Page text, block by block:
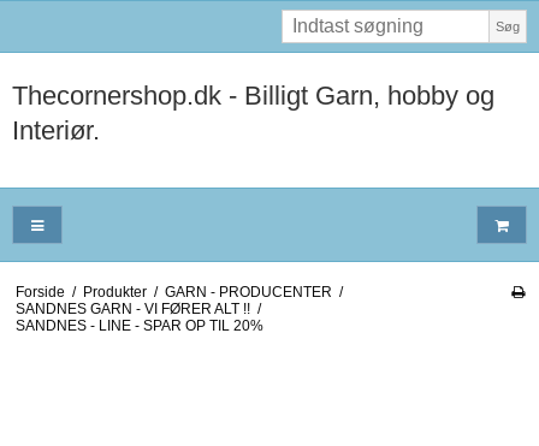
Søg
Thecornershop.dk - Billigt Garn, hobby og
Interiør.
Forside / Produkter / GARN - PRODUCENTER /
SANDNES GARN - VI FØRER ALT !! /
SANDNES - LINE - SPAR OP TIL 20%